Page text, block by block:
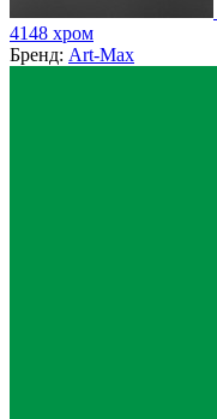
4148 хром
Бренд: Art-Max